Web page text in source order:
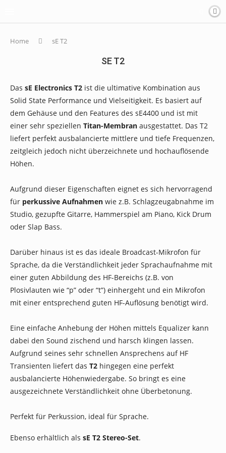
Home sE T2
SE T2
Das sE Electronics T2 ist die ultimative Kombination aus
Solid State Performance und Vielseitigkeit. Es basiert auf
dem Gehäuse und den Features des sE4400 und ist mit
einer sehr speziellen Titan-Membran ausgestattet. Das T2
liefert perfekt ausbalancierte mittlere und tiefe Frequenzen,
zeitgleich jedoch nicht überzeichnete und hochauflösende
Höhen.
Aufgrund dieser Eigenschaften eignet es sich hervorragend
für perkussive Aufnahmen wie z.B. Schlagzeugabnahme im
Studio, gezupfte Gitarre, Hammerspiel am Piano, Kick Drum
oder Slap Bass.
Darüber hinaus ist es das ideale Broadcast-Mikrofon für
Sprache, da die Verständlichkeit jeder Sprachaufnahme mit
einer guten Abbildung des HF-Bereichs (z.B. von
Plosivlauten wie “p” oder “t”) einhergeht und ein Mikrofon
mit einer entsprechend guten HF-Auflösung benötigt wird.
Eine einfache Anhebung der Höhen mittels Equalizer kann
dabei den Sound zischend und harsch klingen lassen.
Aufgrund seines sehr schnellen Ansprechens auf HF
Transienten liefert das T2 hingegen eine perfekt
ausbalancierte Höhenwiedergabe. So bringt es eine
ausgezeichnete Verständlichkeit ohne Überbetonung.
Perfekt für Perkussion, ideal für Sprache.
Ebenso erhältlich als sE T2 Stereo-Set.